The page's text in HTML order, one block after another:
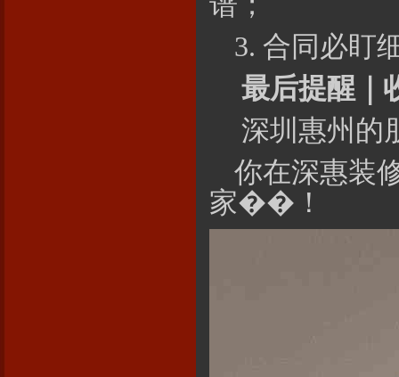
3. 合同必盯
最后提醒｜
深圳惠州的
你在深惠装
家��！